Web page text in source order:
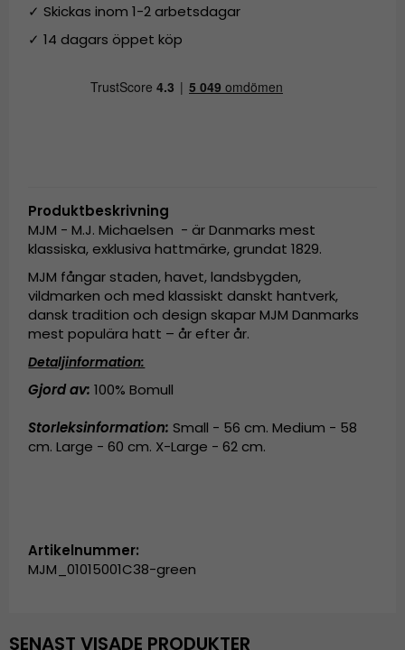
✓ Skickas inom 1-2 arbetsdagar
✓ 14 dagars öppet köp
Produktbeskrivning
MJM - M.J. Michaelsen - är Danmarks mest
klassiska, exklusiva hattmärke, grundat 1829.
MJM fångar staden, havet, landsbygden,
vildmarken och med klassiskt danskt hantverk,
dansk tradition och design skapar MJM Danmarks
mest populära hatt – år efter år.
Detaljinformation:
Gjord av: 100% Bomull
Storleksinformation: Small - 56 cm. Medium - 58
cm. Large - 60 cm. X-Large - 62 cm.
Artikelnummer:
MJM_01015001C38-green
SENAST VISADE PRODUKTER